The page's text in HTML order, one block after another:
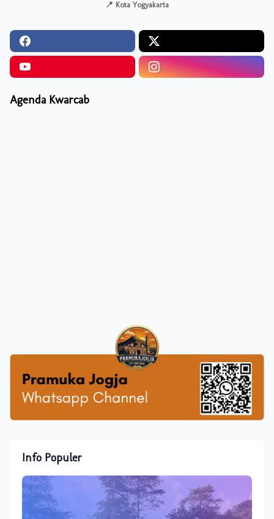
📍 Kota Yogyakarta
Agenda Kwarcab
Info Populer